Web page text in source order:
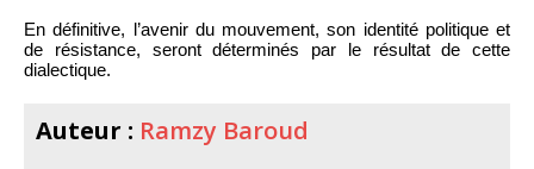
En définitive, l’avenir du mouvement, son identité politique et
de résistance, seront déterminés par le résultat de cette
dialectique.
Auteur : Ramzy Baroud